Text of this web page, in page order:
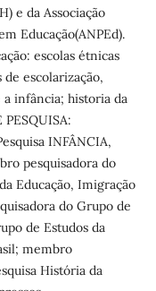
e da Associação
Educação(ANPEd).
escolas étnicas
escolarização,
a infância; historia da
INFÂNCIA,
pesquisadora do
Educação, Imigração
do Grupo de
de Estudos da
membro
História da